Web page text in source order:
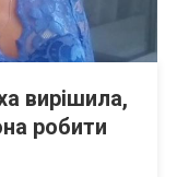
вирішила,
робити